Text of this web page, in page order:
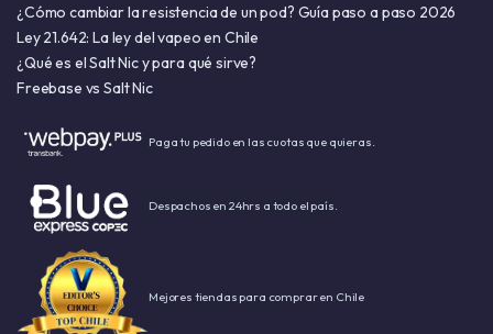
¿Cómo cambiar la resistencia de un pod? Guía paso a paso 2026
Ley 21.642: La ley del vapeo en Chile
¿Qué es el Salt Nic y para qué sirve?
Freebase vs Salt Nic
Paga tu pedido en las cuotas que quieras.
Despachos en 24hrs a todo el país.
Mejores tiendas para comprar en Chile